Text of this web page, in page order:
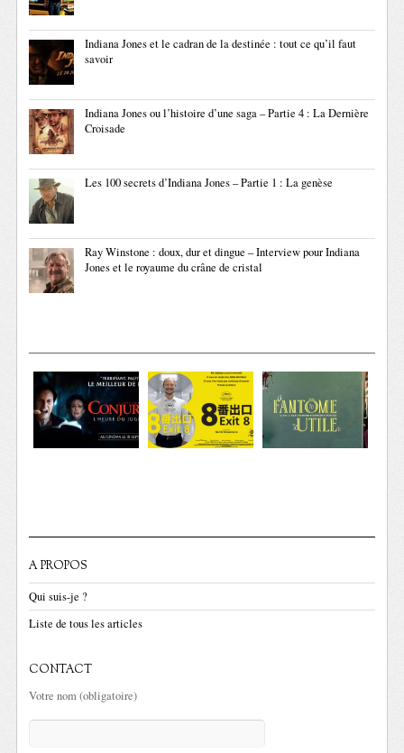
Indiana Jones et le cadran de la destinée : tout ce qu’il faut
savoir
Indiana Jones ou l’histoire d’une saga – Partie 4 : La Dernière
Croisade
Les 100 secrets d’Indiana Jones – Partie 1 : La genèse
Ray Winstone : doux, dur et dingue – Interview pour Indiana
Jones et le royaume du crâne de cristal
A PROPOS
Qui suis-je ?
Liste de tous les articles
CONTACT
Votre nom (obligatoire)